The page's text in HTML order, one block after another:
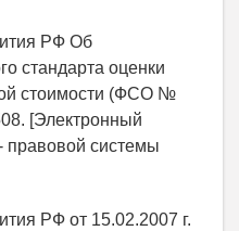
РФ Об
стандарта оценки
стоимости (ФСО №
[Электронный
правовой системы
РФ от 15.02.2007 г.